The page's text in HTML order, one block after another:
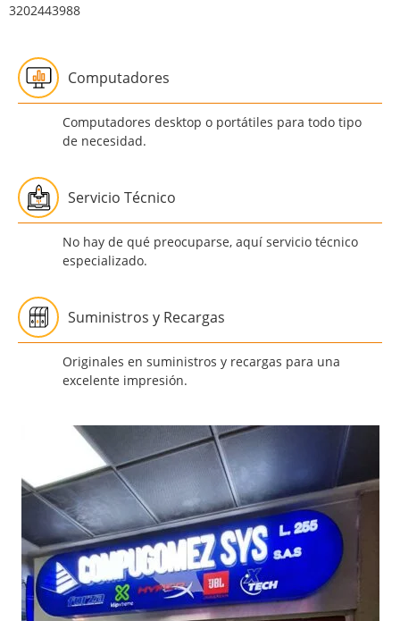
3202443988
Computadores
Computadores desktop o portátiles para todo tipo
de necesidad.
Servicio Técnico
No hay de qué preocuparse, aquí servicio técnico
especializado.
Suministros y Recargas
Originales en suministros y recargas para una
excelente impresión.